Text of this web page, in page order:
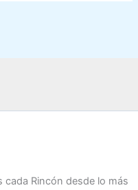
cada Rincón desde lo más